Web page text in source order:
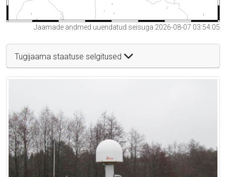
Jaamade andmed uuendatud seisuga 2026-08-07 03:54:05
Tugijaama staatuse selgitused